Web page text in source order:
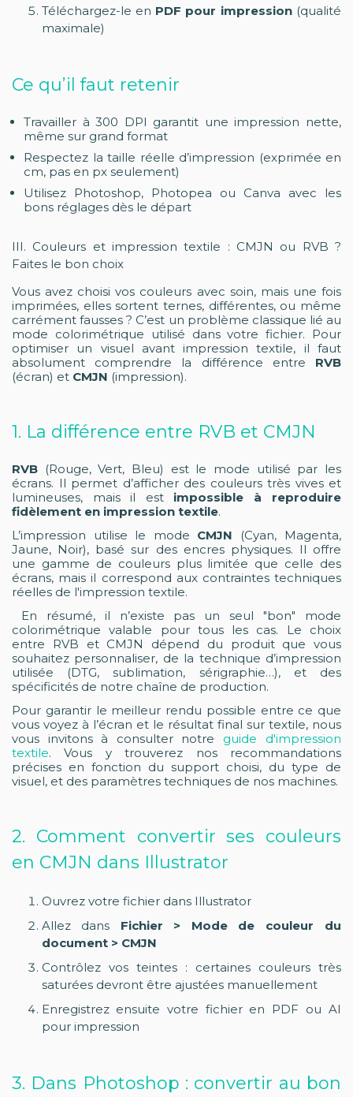
Téléchargez-le en PDF pour impression(qualité
maximale)
Ce qu’il faut retenir
Travailler à 300 DPI garantit une impression nette,
même sur grand format
Respectez la taille réelle d’impression (exprimée en
cm, pas en px seulement)
Utilisez Photoshop, Photopea ou Canva avec les
bons réglages dès le départ
III. Couleurs et impression textile : CMJN ou RVB ?
Faites le bon choix
Vous avez choisi vos couleurs avec soin, mais une fois
imprimées, elles sortent ternes, différentes, ou même
carrément fausses ? C’est un problème classique lié au
mode colorimétrique utilisé dans votre fichier. Pour
optimiser un visuel avant impression textile, il faut
absolument comprendre la différence entre RVB
(écran) et CMJN (impression).
1. La différence entre RVB et CMJN
RVB (Rouge, Vert, Bleu) est le mode utilisé par les
écrans. Il permet d’afficher des couleurs très vives et
lumineuses, mais il est impossible à reproduire
fidèlement en impression textile.
L’impression utilise le mode CMJN (Cyan, Magenta,
Jaune, Noir), basé sur des encres physiques. Il offre
une gamme de couleurs plus limitée que celle des
écrans, mais il correspond aux contraintes techniques
réelles de l'impression textile.
En résumé, il n’existe pas un seul "bon" mode
colorimétrique valable pour tous les cas. Le choix
entre RVB et CMJN dépend du produit que vous
souhaitez personnaliser, de la technique d’impression
utilisée (DTG, sublimation, sérigraphie…), et des
spécificités de notre chaîne de production.
Pour garantir le meilleur rendu possible entre ce que
vous voyez à l’écran et le résultat final sur textile, nous
vous invitons à consulter notre guide d'impression
textile. Vous y trouverez nos recommandations
précises en fonction du support choisi, du type de
visuel, et des paramètres techniques de nos machines.
2. Comment convertir ses couleurs
en CMJN dans Illustrator
Ouvrez votre fichier dans Illustrator
Allez dans Fichier > Mode de couleur du
document > CMJN
Contrôlez vos teintes : certaines couleurs très
saturées devront être ajustées manuellement
Enregistrez ensuite votre fichier en PDF ou AI
pour impression
3. Dans Photoshop : convertir au bon